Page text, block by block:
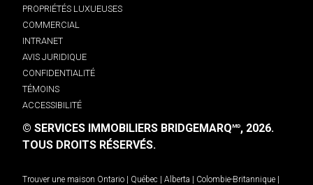
PROPRIÉTÉS LUXUEUSES
COMMERCIAL
INTRANET
AVIS JURIDIQUE
CONFIDENTIALITÉ
TÉMOINS
ACCESSIBILITÉ
© SERVICES IMMOBILIERS BRIDGEMARQMD, 2026.
TOUS DROITS RÉSERVÉS.
Trouver une maison Ontario | Québec | Alberta | Colombie-Britannique |